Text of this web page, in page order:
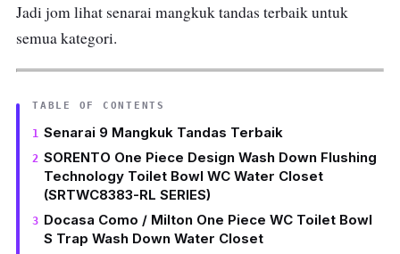
Jadi jom lihat senarai mangkuk tandas terbaik untuk
semua kategori.
TABLE OF CONTENTS
Senarai 9 Mangkuk Tandas Terbaik
SORENTO One Piece Design Wash Down Flushing
Technology Toilet Bowl WC Water Closet
(SRTWC8383-RL SERIES)
Docasa Como / Milton One Piece WC Toilet Bowl
S Trap Wash Down Water Closet